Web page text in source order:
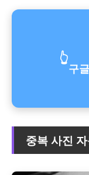
👆
구
중복 사진